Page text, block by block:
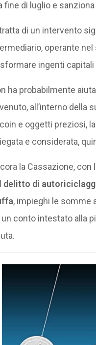
fine di luglio e
di un intervento
operante
ingenti capitali
ha probabilmente
all’interno della
e oggetti preziosi,
e considerata,
la Cassazione, con
delitto di
, impieghi le somme
conto intestato alla